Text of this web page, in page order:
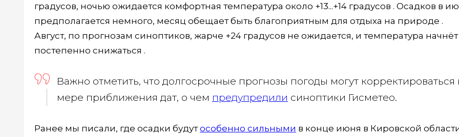
градусов, ночью ожидается комфортная температура около +13...+14 градусов . Осадков в
предполагается немного, месяц обещает быть благоприятным для отдыха на природе .
Август, по прогнозам синоптиков, жарче +24 градусов не ожидается, и температура начнёт
постепенно снижаться .
Важно отметить, что долгосрочные прогнозы погоды могут корректироваться
мере приближения дат, о чем предупредили синоптики Гисметео.
Ранее мы писали, где осадки будутособенно сильными в конце июня в Кировской